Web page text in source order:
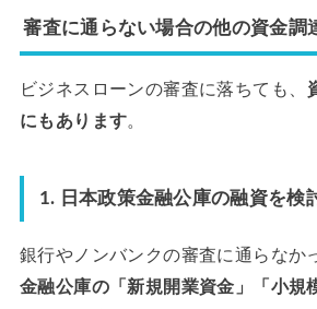
審査に通らない場合の他の資金調
ビジネスローンの審査に落ちても、
にもあります。
1. 日本政策金融公庫の融資を検
銀行やノンバンクの審査に通らなか
金融公庫の「新規開業資金」「小規